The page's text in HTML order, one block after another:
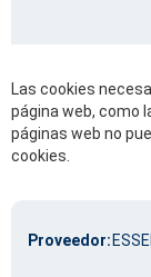
Las cookies
página web, como
páginas web no
cookies.
Proveedor: